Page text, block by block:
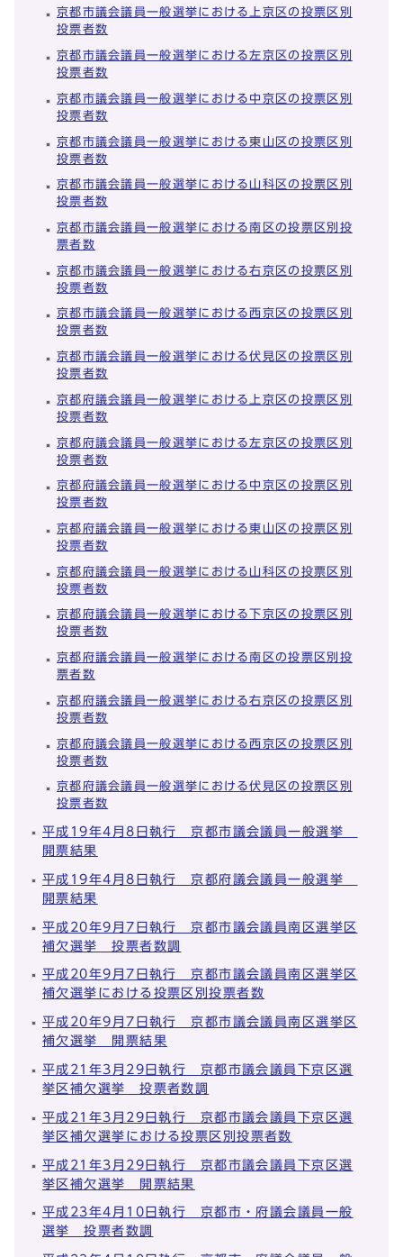
京都市議会議員一般選挙における上京区の投票区別
投票者数
京都市議会議員一般選挙における左京区の投票区別
投票者数
京都市議会議員一般選挙における中京区の投票区別
投票者数
京都市議会議員一般選挙における東山区の投票区別
投票者数
京都市議会議員一般選挙における山科区の投票区別
投票者数
京都市議会議員一般選挙における南区の投票区別投
票者数
京都市議会議員一般選挙における右京区の投票区別
投票者数
京都市議会議員一般選挙における西京区の投票区別
投票者数
京都市議会議員一般選挙における伏見区の投票区別
投票者数
京都府議会議員一般選挙における上京区の投票区別
投票者数
京都府議会議員一般選挙における左京区の投票区別
投票者数
京都府議会議員一般選挙における中京区の投票区別
投票者数
京都府議会議員一般選挙における東山区の投票区別
投票者数
京都府議会議員一般選挙における山科区の投票区別
投票者数
京都府議会議員一般選挙における下京区の投票区別
投票者数
京都府議会議員一般選挙における南区の投票区別投
票者数
京都府議会議員一般選挙における右京区の投票区別
投票者数
京都府議会議員一般選挙における西京区の投票区別
投票者数
京都府議会議員一般選挙における伏見区の投票区別
投票者数
平成19年4月8日執行 京都市議会議員一般選挙
開票結果
平成19年4月8日執行 京都府議会議員一般選挙
開票結果
平成20年9月7日執行 京都市議会議員南区選挙区
補欠選挙 投票者数調
平成20年9月7日執行 京都市議会議員南区選挙区
補欠選挙における投票区別投票者数
平成20年9月7日執行 京都市議会議員南区選挙区
補欠選挙 開票結果
平成21年3月29日執行 京都市議会議員下京区選
挙区補欠選挙 投票者数調
平成21年3月29日執行 京都市議会議員下京区選
挙区補欠選挙における投票区別投票者数
平成21年3月29日執行 京都市議会議員下京区選
挙区補欠選挙 開票結果
平成23年4月10日執行 京都市・府議会議員一般
選挙 投票者数調